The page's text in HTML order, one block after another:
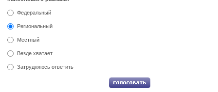
Федеральный
Региональный
Местный
Везде хватает
Затрудняюсь ответить